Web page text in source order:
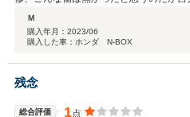
慢し乗っていたが今度はブレーキを踏
の踏み方なのにカクンどう2度踏んだ様
とブレーキに異常が出始めた。1年点検
レーキを踏んで止まる時の異音、変な
ーカーを社外の物に変更した際ドアの内
跡があった。 まるで水没車でも買わさ
Ｍ
購入年月： 2023/06
購入した車：ホンダ N-BOX
残念
総合評価 1点